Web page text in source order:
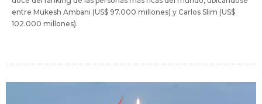
entre Mukesh Ambani (US$ 97.000 millones) y Carlos Slim (US$
102.000 millones).